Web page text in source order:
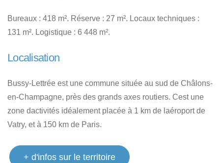
Bureaux : 418 m². Réserve : 27 m². Locaux techniques :
131 m². Logistique : 6 448 m².
Localisation
Bussy-Lettrée est une commune située au sud de Châlons-
en-Champagne, près des grands axes routiers. Cest une
zone dactivités idéalement placée à 1 km de laéroport de
Vatry, et à 150 km de Paris.
+ d'infos sur le territoire